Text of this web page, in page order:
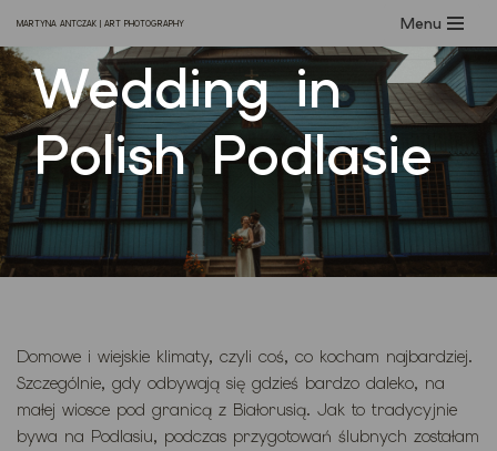
Przejdź
do
treści
MARTYNA ANTCZAK | ART PHOTOGRAPHY Menu
Wedding in
Polish Podlasie
Domowe i wiejskie klimaty, czyli coś, co kocham najbardziej.
Szczególnie, gdy odbywają się gdzieś bardzo daleko, na
małej wiosce pod granicą z Białorusią. Jak to tradycyjnie
bywa na Podlasiu, podczas przygotowań ślubnych zostałam